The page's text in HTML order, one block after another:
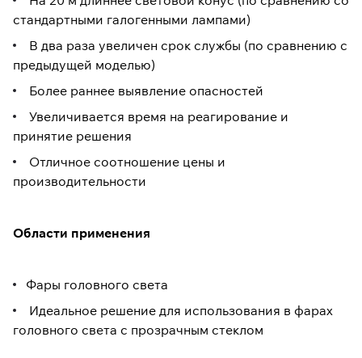
стандартными галогенными лампами)
В два раза увеличен срок службы (по сравнению с
предыдущей моделью)
Более раннее выявление опасностей
Увеличивается время на реагирование и
принятие решения
Отличное соотношение цены и
производительности
Области применения
Фары головного света
Идеальное решение для использования в фарах
головного света с прозрачным стеклом